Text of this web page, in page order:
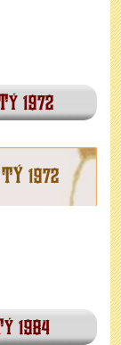
1972
1972
1984